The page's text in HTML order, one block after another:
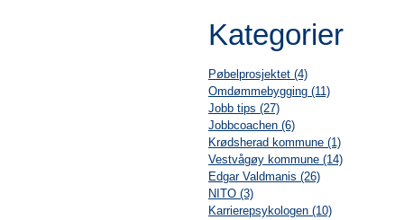
Kategorier
Pøbelprosjektet (4)
Omdømmebygging (11)
Jobb tips (27)
Jobbcoachen (6)
Krødsherad kommune (1)
Vestvågøy kommune (14)
Edgar Valdmanis (26)
NITO (3)
Karrierepsykologen (10)